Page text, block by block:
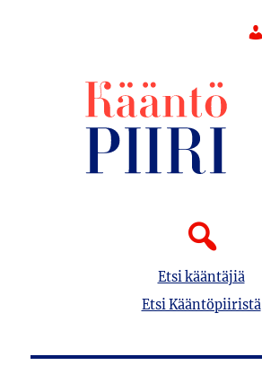
Etsi kääntäjiä
Etsi Kääntöpiiristä